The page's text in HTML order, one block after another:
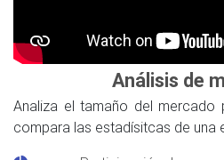
Análisis de
Analiza el tamaño del mercado
compara las estadísitcas de una